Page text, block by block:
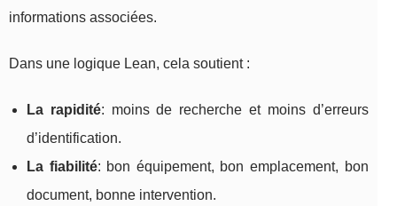
informations associées.
Dans une logique Lean, cela soutient :
La rapidité: moins de recherche et moins d’erreurs
d’identification.
La fiabilité: bon équipement, bon emplacement, bon
document, bonne intervention.